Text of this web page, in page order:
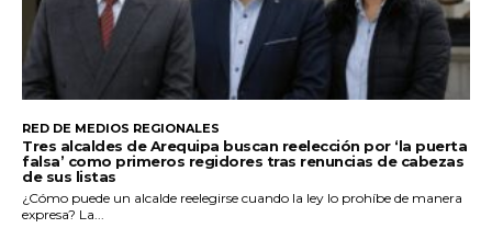
RED DE MEDIOS REGIONALES
Tres alcaldes de Arequipa buscan reelección por ‘la puerta
falsa’ como primeros regidores tras renuncias de cabezas
de sus listas
¿Cómo puede un alcalde reelegirse cuando la ley lo prohíbe de manera
expresa? La...